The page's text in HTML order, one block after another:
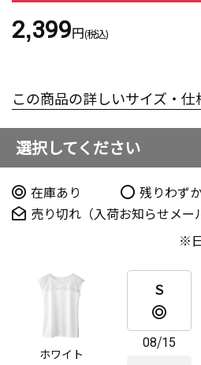
2,399円(税込)
この商品の詳しいサイズ・仕
選択してください
在庫あり 残りわず
売り切れ（入荷お知らせメー
ホワイト
Ｓ
08/15